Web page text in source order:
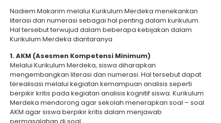
Nadiem Makarim melalui Kurikulum Merdeka menekankan
literasi dan numerasi sebagai hal penting dalam kurikulum.
Hal tersebut terwujud dalam beberapa kebijakan dalam
Kurikulum Merdeka diantaranya
1. AKM (Asesmen Kompetensi Minimum)
Melalui Kurikulum Merdeka, siswa diharapkan
mengembangkan literasi dan numerasi. Hal tersebut dapat
terealisasi melalui kegiatan kemampuan analisis seperti
berpikir kritis pada kegiatan analisis kognitif siswa. Kurikulum
Merdeka mendorong agar sekolah menerapkan soal – soal
AKM agar siswa berpikir kritis dalam menjawab